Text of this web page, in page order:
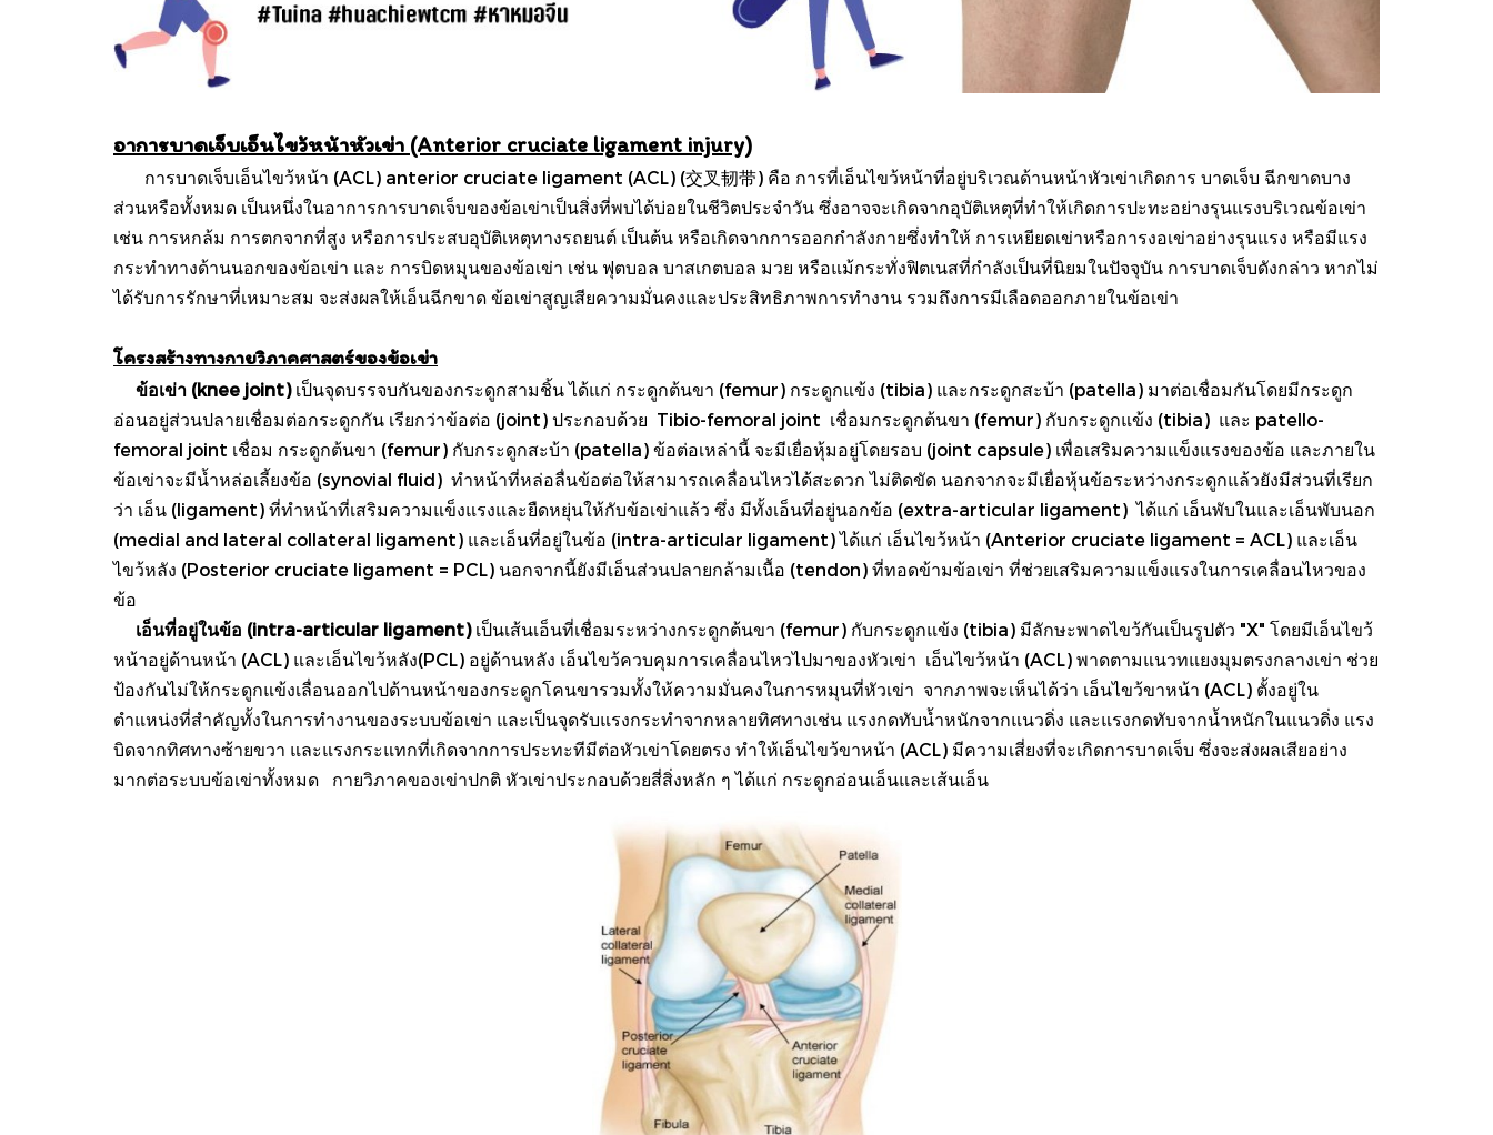
อาการบาดเจ็บเอ็นไขว้หน้าหัวเข่า (Anterior cruciate ligament injury)
การบาดเจ็บเอ็นไขว้หน้า (ACL) anterior cruciate ligament (ACL) (交叉韧带) คือ การที่เอ็นไขว้หน้าที่อยู่บริเวณด้านหน้าหัวเข่าเกิดการ บาดเจ็บ ฉีกขาดบาง
ส่วนหรือทั้งหมด เป็นหนึ่งในอาการการบาดเจ็บของข้อเข่าเป็นสิ่งที่พบได้บ่อยในชีวิตประจำวัน ซึ่งอาจจะเกิดจากอุบัติเหตุที่ทำให้เกิดการปะทะอย่างรุนแรงบริเวณข้อเข่า
เช่น การหกล้ม การตกจากที่สูง หรือการประสบอุบัติเหตุทางรถยนต์ เป็นต้น หรือเกิดจากการออกกำลังกายซึ่งทำให้ การเหยียดเข่าหรือการงอเข่าอย่างรุนแรง หรือมีแรง
กระทำทางด้านนอกของข้อเข่า และ การบิดหมุนของข้อเข่า เช่น ฟุตบอล บาสเกตบอล มวย หรือแม้กระทั่งฟิตเนสที่กำลังเป็นที่นิยมในปัจจุบัน การบาดเจ็บดังกล่าว หากไม่
ได้รับการรักษาที่เหมาะสม จะส่งผลให้เอ็นฉีกขาด ข้อเข่าสูญเสียความมั่นคงและประสิทธิภาพการทำงาน รวมถึงการมีเลือดออกภายในข้อเข่า
โครงสร้างทางกายวิภาคศาสตร์ของข้อเข่า
ข้อเข่า (knee joint)เป็นจุดบรรจบกันของกระดูกสามชิ้น ได้แก่ กระดูกต้นขา (femur) กระดูกแข้ง (tibia) และกระดูกสะบ้า (patella) มาต่อเชื่อมกันโดยมีกระดูก
อ่อนอยู่ส่วนปลายเชื่อมต่อกระดูกกัน เรียกว่าข้อต่อ (joint) ประกอบด้วย Tibio-femoral joint เชื่อมกระดูกต้นขา (femur) กับกระดูกแข้ง (tibia) และ patello-
femoral joint เชื่อม กระดูกต้นขา (femur) กับกระดูกสะบ้า (patella) ข้อต่อเหล่านี้ จะมีเยื่อหุ้มอยู่โดยรอบ (joint capsule) เพื่อเสริมความแข็งแรงของข้อ และภายใน
ข้อเข่าจะมีน้ำหล่อเลี้ยงข้อ (synovial fluid) ทำหน้าที่หล่อลื่นข้อต่อให้สามารถเคลื่อนไหวได้สะดวก ไม่ติดขัด นอกจากจะมีเยื่อหุ้นข้อระหว่างกระดูกแล้วยังมีส่วนที่เรียก
ว่า เอ็น (ligament) ที่ทำหน้าที่เสริมความแข็งแรงและยืดหยุ่นให้กับข้อเข่าแล้ว ซึ่ง มีทั้งเอ็นที่อยู่นอกข้อ (extra-articular ligament) ได้แก่ เอ็นพับในและเอ็นพับนอก
(medial and lateral collateral ligament) และเอ็นที่อยู่ในข้อ (intra-articular ligament) ได้แก่ เอ็นไขว้หน้า (Anterior cruciate ligament = ACL) และเอ็น
ไขว้หลัง (Posterior cruciate ligament = PCL) นอกจากนี้ยังมีเอ็นส่วนปลายกล้ามเนื้อ (tendon) ที่ทอดข้ามข้อเข่า ที่ช่วยเสริมความแข็งแรงในการเคลื่อนไหวของ
ข้อ
เอ็นที่อยู่ในข้อ (intra-articular ligament)เป็นเส้นเอ็นที่เชื่อมระหว่างกระดูกต้นขา (femur) กับกระดูกแข้ง (tibia) มีลักษะพาดไขว้กันเป็นรูปตัว "X" โดยมีเอ็นไขว้
หน้าอยู่ด้านหน้า (ACL) และเอ็นไขว้หลัง(PCL) อยู่ด้านหลัง เอ็นไขว้ควบคุมการเคลื่อนไหวไปมาของหัวเข่า เอ็นไขว้หน้า (ACL) พาดตามแนวทแยงมุมตรงกลางเข่า ช่วย
ป้องกันไม่ให้กระดูกแข้งเลื่อนออกไปด้านหน้าของกระดูกโคนขารวมทั้งให้ความมั่นคงในการหมุนที่หัวเข่า จากภาพจะเห็นได้ว่า เอ็นไขว้ขาหน้า (ACL) ตั้งอยู่ใน
ตำแหน่งที่สำคัญทั้งในการทำงานของระบบข้อเข่า และเป็นจุดรับแรงกระทำจากหลายทิศทางเช่น แรงกดทับน้ำหนักจากแนวดิ่ง และแรงกดทับจากน้ำหนักในแนวดิ่ง แรง
บิดจากทิศทางซ้ายขวา และแรงกระแทกที่เกิดจากการประทะทีมีต่อหัวเข่าโดยตรง ทำให้เอ็นไขว้ขาหน้า (ACL) มีความเสี่ยงที่จะเกิดการบาดเจ็บ ซึ่งจะส่งผลเสียอย่าง
มากต่อระบบข้อเข่าทั้งหมด กายวิภาคของเข่าปกติ หัวเข่าประกอบด้วยสี่สิ่งหลัก ๆ ได้แก่ กระดูกอ่อนเอ็นและเส้นเอ็น